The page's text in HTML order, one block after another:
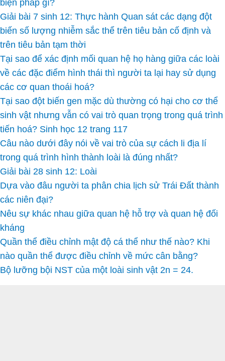
biện pháp gì?
Giải bài 7 sinh 12: Thực hành Quan sát các dạng đột
biến số lượng nhiễm sắc thể trên tiêu bản cố định và
trên tiêu bản tạm thời
Tại sao để xác định mối quan hệ họ hàng giữa các loài
về các đặc điểm hình thái thì người ta lại hay sử dụng
các cơ quan thoái hoá?
Tại sao đột biến gen mặc dù thường có hại cho cơ thể
sinh vật nhưng vẫn có vai trò quan trọng trong quá trình
tiến hoá? Sinh học 12 trang 117
Câu nào dưới đây nói về vai trò của sự cách li địa lí
trong quá trình hình thành loài là đúng nhất?
Giải bài 28 sinh 12: Loài
Dựa vào đâu người ta phân chia lịch sử Trái Đất thành
các niên đại?
Nêu sự khác nhau giữa quan hệ hỗ trợ và quan hệ đối
kháng
Quần thể điều chỉnh mật độ cá thể như thế nào? Khi
nào quần thể được điều chỉnh về mức cân bằng?
Bộ lưỡng bội NST của một loài sinh vật 2n = 24.